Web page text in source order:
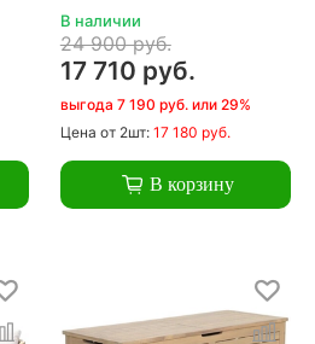
В наличии
24 900 руб.
17 710 руб.
выгода 7 190 руб. или 29%
Цена от 2шт: 17 180 руб.
В корзину